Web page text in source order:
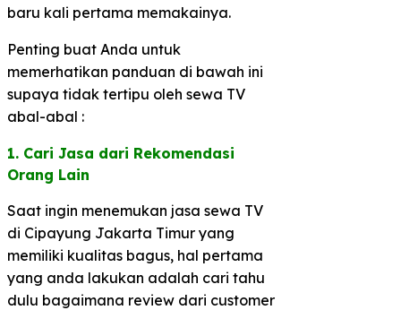
baru kali pertama memakainya.
Penting buat Anda untuk
memerhatikan panduan di bawah ini
supaya tidak tertipu oleh sewa TV
abal-abal :
1. Cari Jasa dari Rekomendasi
Orang Lain​
Saat ingin menemukan jasa sewa TV
di Cipayung Jakarta Timur yang
memiliki kualitas bagus, hal pertama
yang anda lakukan adalah cari tahu
dulu bagaimana review dari customer